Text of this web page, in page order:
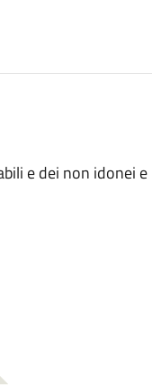
e dei non idonei